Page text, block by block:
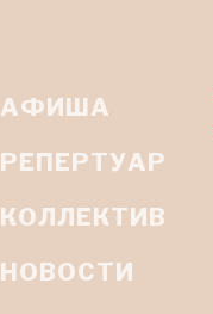
АФИША
РЕПЕРТУАР
КОЛЛЕКТИВ
НОВОСТИ